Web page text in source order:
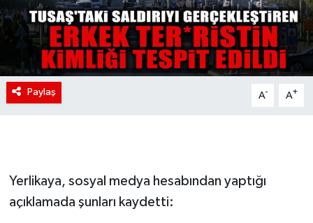
Paylaş A- A+
Yerlikaya, sosyal medya hesabından yaptığı
açıklamada şunları kaydetti: